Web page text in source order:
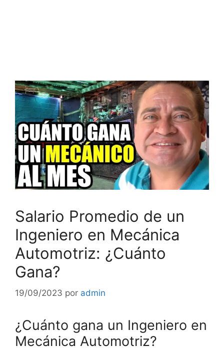
Salario Promedio de un
Ingeniero en Mecánica
Automotriz: ¿Cuánto
Gana?
19/09/2023 por admin
¿Cuánto gana un Ingeniero en
Mecánica Automotriz?